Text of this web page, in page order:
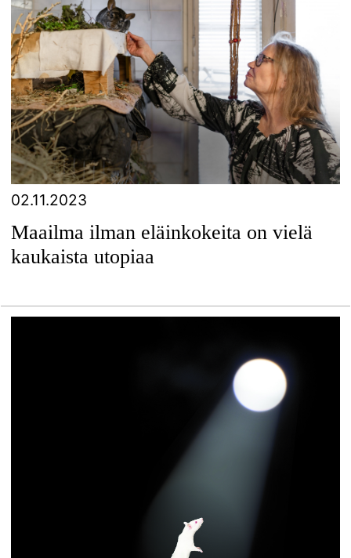
02.11.2023
Maailma ilman eläinkokeita on vielä
kaukaista utopiaa